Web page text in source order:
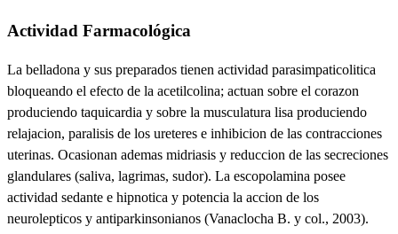
Actividad Farmacológica
La belladona y sus preparados tienen actividad parasimpaticolitica
bloqueando el efecto de la acetilcolina; actuan sobre el corazon
produciendo taquicardia y sobre la musculatura lisa produciendo
relajacion, paralisis de los ureteres e inhibicion de las contracciones
uterinas. Ocasionan ademas midriasis y reduccion de las secreciones
glandulares (saliva, lagrimas, sudor). La escopolamina posee
actividad sedante e hipnotica y potencia la accion de los
neurolepticos y antiparkinsonianos (Vanaclocha B. y col., 2003).